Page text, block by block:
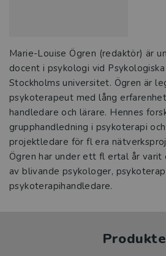
Marie-Louise Ögren (redaktör) är
docent i psykologi vid
Stockholms universitet. Ögren är
psykoterapeut med lång
handledare och lärare. Hennes
grupphandledning i psykoterapi
projektledare för fl era
Ögren har under ett fl ertal år varit
av blivande psykologer,
psykoterapihandledare.